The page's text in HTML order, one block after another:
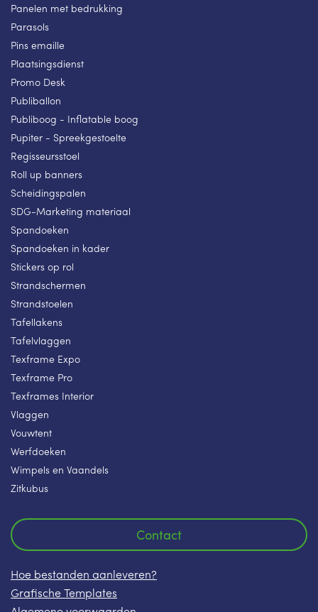
Panelen met bedrukking
Parasols
Pins emaille
Plaatsingsdienst
Promo Desk
Publiballon
Publiboog - Inflatable boog
Pupiter - Spreekgestoelte
Regisseursstoel
Roll up banners
Scheidingspalen
SDG-Marketing materiaal
Spandoeken
Spandoeken in kader
Stickers op rol
Strandschermen
Strandstoelen
Tafellakens
Tafelvlaggen
Texframe Expo
Texframe Pro
Texframes Interior
Vlaggen
Vouwtent
Werfdoeken
Wimpels en Vaandels
Zitkubus
Contact
Hoe bestanden aanleveren?
Grafische Templates